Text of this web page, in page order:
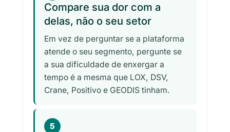
Compare sua dor com a
delas, não o seu setor
Em vez de perguntar se a plataforma
atende o seu segmento, pergunte se
a sua dificuldade de enxergar a
tempo é a mesma que LOX, DSV,
Crane, Positivo e GEODIS tinham.
5